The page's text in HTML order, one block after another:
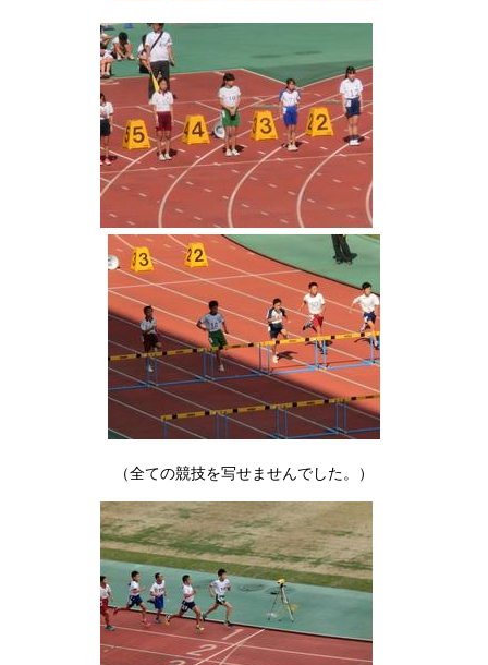
（全ての競技を写せませんでした。）